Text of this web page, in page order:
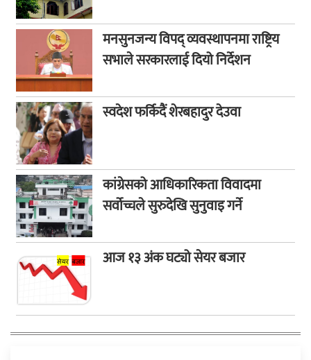
मनसुनजन्य विपद् व्यवस्थापनमा राष्ट्रिय
सभाले सरकारलाई दियो निर्देशन
स्वदेश फर्किदैं शेरबहादुर देउवा
कांग्रेसको आधिकारिकता विवादमा
सर्वोच्चले सुरुदेखि सुनुवाइ गर्ने
आज १३ अंक घट्यो सेयर बजार